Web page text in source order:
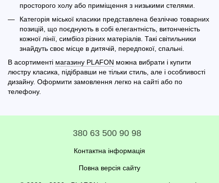
просторого холу або приміщення з низькими стелями.
Категорія міської класики представлена безліччю товарних
позицій, що поєднують в собі елегантність, витонченість
кожної лінії, симбіоз різних матеріалів. Такі світильники
знайдуть своє місце в дитячій, передпокої, спальні.
В асортименті магазину PLAFON можна вибрати і купити
люстру класика, підібравши не тільки стиль, але і особливості
дизайну. Оформити замовлення легко на сайті або по
телефону.
380 63 500 90 98
Контактна інформація
Повна версія сайту